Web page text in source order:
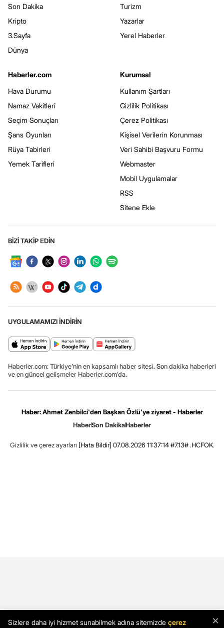
Son Dakika
Kripto
3.Sayfa
Dünya
Turizm
Yazarlar
Yerel Haberler
Haberler.com
Hava Durumu
Namaz Vakitleri
Seçim Sonuçları
Şans Oyunları
Rüya Tabirleri
Yemek Tarifleri
Kurumsal
Kullanım Şartları
Gizlilik Politikası
Çerez Politikası
Kişisel Verilerin Korunması
Veri Sahibi Başvuru Formu
Webmaster
Mobil Uygulamalar
RSS
Sitene Ekle
BİZİ TAKİP EDİN
UYGULAMAMIZI İNDİRİN
Haberler.com: Türkiye’nin en kapsamlı haber sitesi. Son dakika haberleri
ve en güncel gelişmeler Haberler.com’da.
Haber: Ahmet Zenbilci'den Başkan Özlü'ye ziyaret - Haberler
HaberSon DakikaHaberler
Gizlilik ve çerez ayarları [Hata Bildir] 07.08.2026 11:37:14 #7.13# .HCFOK.
×
Sizlere daha iyi hizmet sunabilmek adına sitemizde çerez